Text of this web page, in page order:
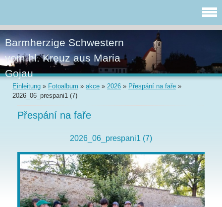
Barmherzige Schwestern
vom hl. Kreuz aus Maria
Gojau
Einleitung » Fotoalbum » akce » 2026 » Přespání na faře »
2026_06_prespani1 (7)
Přespání na faře
2026_06_prespani1 (7)